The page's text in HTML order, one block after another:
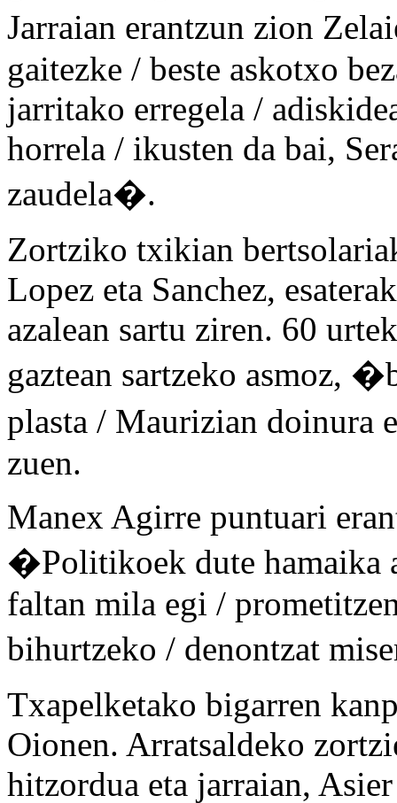
Jarraian erantzun zion
gaitezke / beste askotxo
jarritako erregela /
horrela / ikusten da bai,
zaudela�.
Zortziko txikian
Lopez eta Sanchez,
azalean sartu ziren. 60
gaztean sartzeko asmoz,
plasta / Maurizian doinura
zuen.
Manex Agirre puntuari
�Politikoek dute hamaika
faltan mila egi /
bihurtzeko / denontzat
Txapelketako bigarren
Oionen. Arratsaldeko
hitzordua eta jarraian,